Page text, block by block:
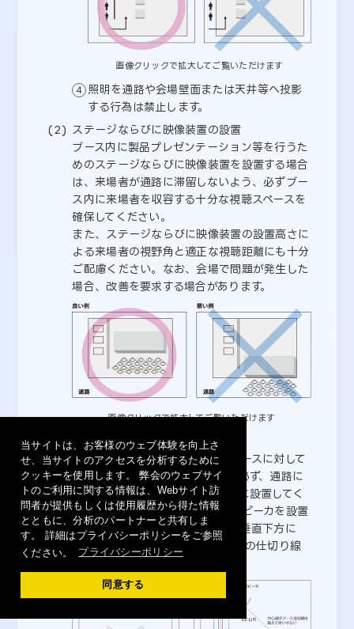
当サイトは、お客様のウェブ体験を向上さ
せ、当サイトのアクセスを分析するために
クッキーを使用します。 弊会のウェブサイ
トのご利用に関する情報は、Webサイト訪
問者が提供もしくは使用履歴から得た情報
とともに、分析のパートナーと共有しま
す。 詳細はプライバシーポリシーをご参照
ください。
プライバシーポリシー
同意する
画像クリックで拡大してご覧いただけます
照明を通路や会場壁面または天井等へ投影
する行為は禁止します。
ステージならびに映像装置の設置
ブース内に製品プレゼンテーション等を行うた
めのステージならびに映像装置を設置する場合
は、来場者が通路に滞留しないよう、必ずブー
ス内に来場者を収容する十分な視聴スペースを
確保してください。
また、ステージならびに映像装置の設置高さに
よる来場者の視野角と適正な視聴距離にも十分
ご配慮ください。なお、会場で問題が発生した
場合、改善を要求する場合があります。
画像クリックで拡大してご覧いただけます
スピーカ設置位置の制限
スピーカ等の拡声装置を、近隣ブースに対して
正面に向けることを禁止します。必ず、通路に
対して正面より内向きになるように設置してく
ださい。また、壁面や造作柱にスピーカを設置
する場合は、スピーカの中心軸を垂直下方に
45度以内とし、かつ自社のブースの仕切り線